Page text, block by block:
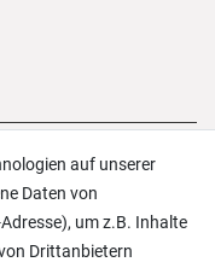
auf unserer
Daten von
um z.B. Inhalte
Drittanbietern